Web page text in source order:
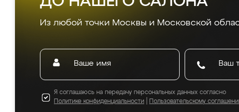
Из любой точки Москвы и Московской
Я соглашаюсь на передачу персональных данных согласно
Политике конфиденциальности
Пользовательскому